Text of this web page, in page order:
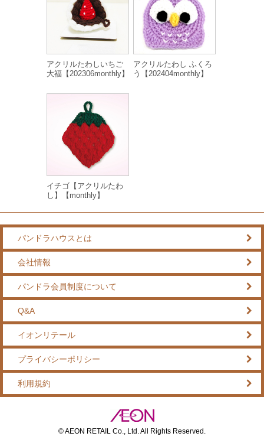
アクリルたわしいちご
大福【202306monthly】
アクリルたわし ふくろ
う【202404monthly】
イチゴ【アクリルたわ
し】【monthly】
パンドラハウスとは
会社情報
パンドラ会員制度について
Q&A
イオンリテール
プライバシーポリシー
利用規約
© AEON RETAIL Co., Ltd. All Rights Reserved.